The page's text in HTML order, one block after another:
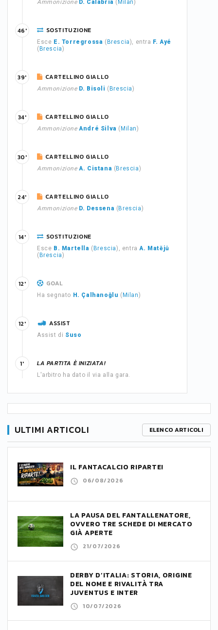
Ammonizione D. Calabria ( Milan)
SOSTITUZIONE
Esce E. Torregrossa ( Brescia), entra F. Ayé
( Brescia)
46'
CARTELLINO GIALLO
Ammonizione D. Bisoli ( Brescia)
39'
CARTELLINO GIALLO
Ammonizione André Silva ( Milan)
34'
CARTELLINO GIALLO
Ammonizione A. Cistana ( Brescia)
30'
CARTELLINO GIALLO
Ammonizione D. Dessena ( Brescia)
24'
SOSTITUZIONE
Esce B. Martella ( Brescia), entraA. Matějů
( Brescia)
14'
GOAL
Ha segnato H. Çalhanoğlu ( Milan)
12'
ASSIST
Assist di Suso
12'
LA PARTITA È INIZIATA!
L'arbitro ha dato il via alla gara.
1'
ULTIMI ARTICOLI ELENCO ARTICOLI
IL FANTACALCIO RIPARTE!
06/08/2026
LA PAUSA DEL FANTALLENATORE,
OVVERO TRE SCHEDE DI MERCATO
GIÀ APERTE
21/07/2026
DERBY D’ITALIA: STORIA, ORIGINE
DEL NOME E RIVALITÀ TRA
JUVENTUS E INTER
10/07/2026